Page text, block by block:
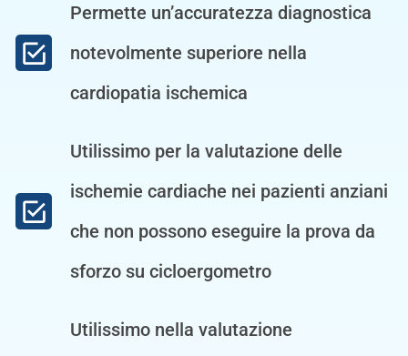
Permette un’accuratezza diagnostica
notevolmente superiore nella
cardiopatia ischemica
Utilissimo per la valutazione delle
ischemie cardiache nei pazienti anziani
che non possono eseguire la prova da
sforzo su cicloergometro
Utilissimo nella valutazione